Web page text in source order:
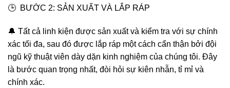
🕒 BƯỚC 2: SẢN XUẤT VÀ LẮP RÁP
🔔 Tất cả linh kiện được sản xuất và kiểm tra với sự chính
xác tối đa, sau đó được lắp ráp một cách cẩn thận bởi đội
ngũ kỹ thuật viên dày dặn kinh nghiệm của chúng tôi. Đây
là bước quan trọng nhất, đòi hỏi sự kiên nhẫn, tỉ mỉ và
chính xác.